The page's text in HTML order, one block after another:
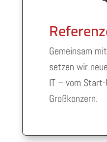
Gemeinsam
setzen wir
IT – vom
Großkonzern.